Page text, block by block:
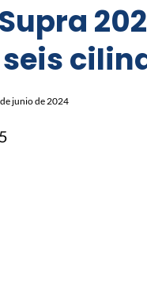
junio de 2024